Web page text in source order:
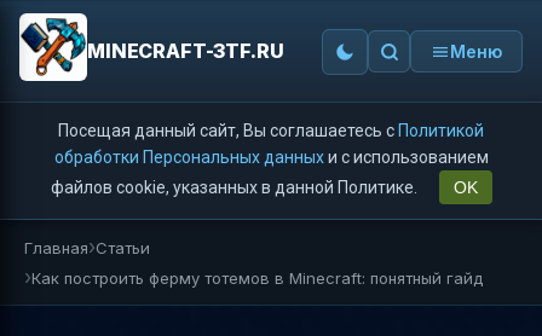
MINECRAFT-3TF.RU Меню
Посещая данный сайт, Вы соглашаетесь с Политикой
обработки Персональных данныхи с использованием
файлов cookie, указанных в данной Политике.
OK
Главная Статьи
Как построить ферму тотемов в Minecraft: понятный гайд